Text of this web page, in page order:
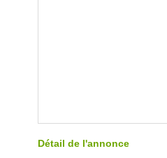
Détail de l'annonce